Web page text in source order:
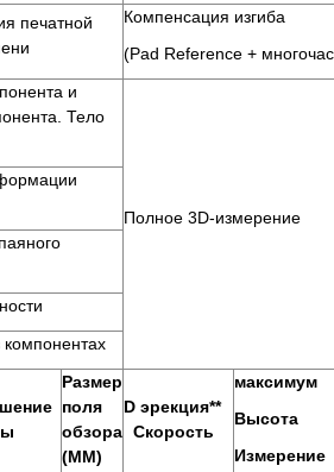
печатной
Компенсация изгиба
(Pad Reference +
и
Тело
Полное 3D-измерение
Размер
поля
обзора
(ММ)
D эрекция**
Скорость
максимум
Высота
Измерение